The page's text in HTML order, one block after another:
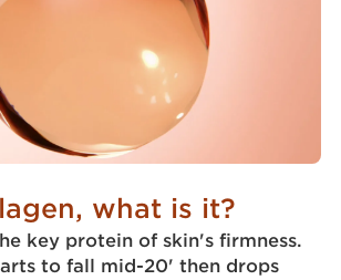
what is it?
key protein of skin's firmness.
to fall mid-20' then drops